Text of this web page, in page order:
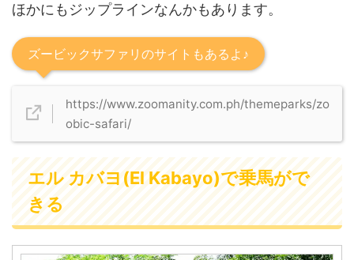
ほかにもジップラインなんかもあります。
ズービックサファリのサイトもあるよ♪
https://www.zoomanity.com.ph/themeparks/zo
obic-safari/
エル カバヨ(El Kabayo)で乗馬がで
きる